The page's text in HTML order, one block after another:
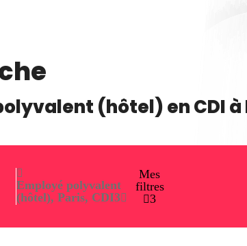
(hôtel)enCDIà
Employé polyvalent
(hôtel), Paris, CDI3
Mes
filtres
3